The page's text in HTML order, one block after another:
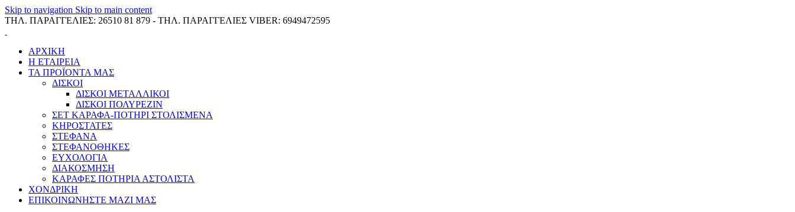
Skip to navigation Skip to main content
ΤΗΛ. ΠΑΡΑΓΓΕΛΙΕΣ: 26510 81 879 - ΤΗΛ. ΠΑΡΑΓΓΕΛΙΕΣ VIBER: 6949472595
ΑΡΧΙΚΗ
Η ΕΤΑΙΡΕΙΑ
ΤΑ ΠΡΟΪΟΝΤΑ ΜΑΣ
ΔΙΣΚΟΙ
ΔΙΣΚΟΙ ΜΕΤΑΛΛΙΚΟΙ
ΔΙΣΚΟΙ ΠΟΛΥΡΕΖΙΝ
ΣΕΤ ΚΑΡΑΦΑ-ΠΟΤΗΡΙ ΣΤΟΛΙΣΜΕΝΑ
ΚΗΡΟΣΤΑΤΕΣ
ΣΤΕΦΑΝΑ
ΣΤΕΦΑΝΟΘΗΚΕΣ
ΕΥΧΟΛΟΓΙΑ
ΔΙΑΚΟΣΜΗΣΗ
ΚΑΡΑΦΕΣ ΠΟΤΗΡΙΑ ΑΣΤΟΛΙΣΤΑ
ΧΟΝΔΡΙΚΗ
ΕΠΙΚΟΙΝΩΝΗΣΤΕ ΜΑΖΙ ΜΑΣ